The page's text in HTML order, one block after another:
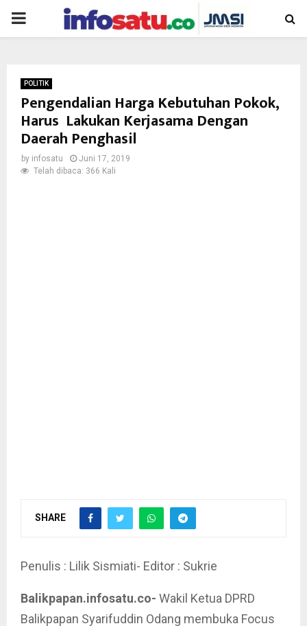
PRIMARY
POLITIK
Pengendalian Harga Kebutuhan Pokok,
Harus Lakukan Kerjasama Dengan
Daerah Penghasil
by infosatu
Juni 17, 2019
Telah dibaca: 366 Kali
SHARE
Penulis : Lilik Sismiati- Editor : Sukrie
Balikpapan.infosatu.co- Wakil Ketua DPRD
Balikpapan Syarifuddin Odang membuka Focus